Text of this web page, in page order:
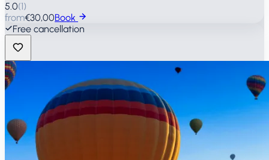
5.0(1)
from€30,00Book
Free cancellation